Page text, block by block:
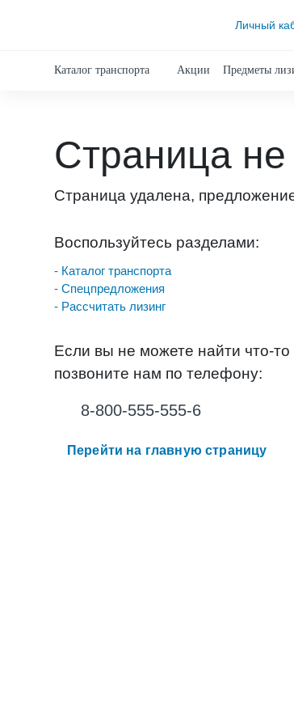
Личный
Каталог транспорта Акции Предметы
Страница
Страница удалена,
Воспользуйтесь разделами:
- Каталог транспорта
- Спецпредложения
- Рассчитать лизинг
Если вы не можете найти что-
позвоните нам по телефону:
8-800-555-555-6
Перейти на главную страницу